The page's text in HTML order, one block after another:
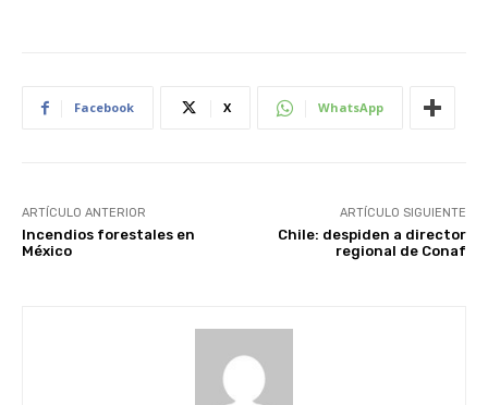
Facebook X WhatsApp
ARTÍCULO ANTERIOR
Incendios forestales en
México
ARTÍCULO SIGUIENTE
Chile: despiden a director
regional de Conaf